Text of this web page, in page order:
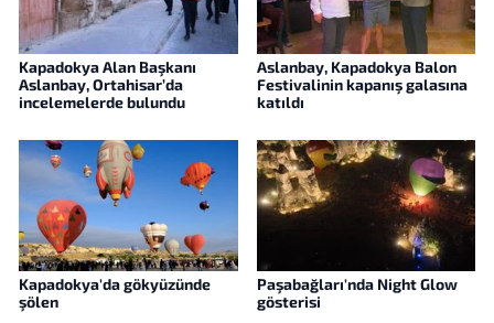
Kapadokya Alan Başkanı
Aslanbay, Ortahisar’da
incelemelerde bulundu
Aslanbay, Kapadokya Balon
Festivalinin kapanış galasına
katıldı
Kapadokya'da gökyüzünde
şölen
Paşabağları'nda Night Glow
gösterisi